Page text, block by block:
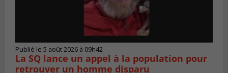
Publié le 5 août 2026 à 09h42
La SQ lance un appel à la population pour
retrouver un homme disparu